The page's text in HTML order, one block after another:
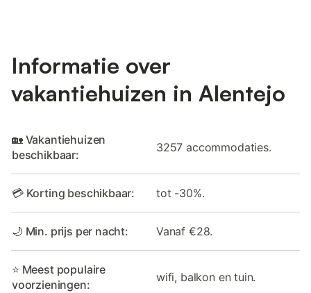
Informatie over
vakantiehuizen in Alentejo
🏡 Vakantiehuizen
beschikbaar:
3257 accommodaties.
💳 Korting beschikbaar: tot -30%.
🌙 Min. prijs per nacht: Vanaf €28.
⭐ Meest populaire
voorzieningen:
wifi, balkon en tuin.